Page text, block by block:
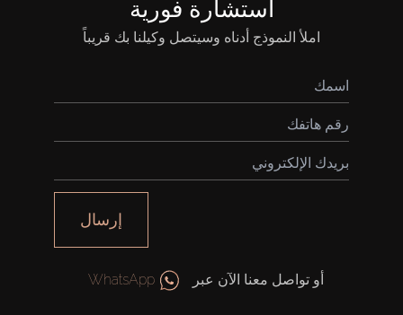
شراء
استشارة فورية
املأ النموذج أدناه وسيتصل وكيلنا بك قريباً
إرسال
أو تواصل معنا الآن عبر WhatsApp